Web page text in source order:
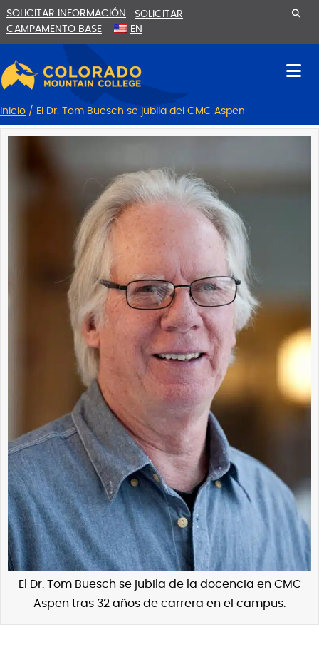
al
contenido
la
SOLICITAR INFORMACIÓN
SOLICITAR
CAMPAMENTO BASE
EN
Inicio / El Dr. Tom Buesch se jubila del CMC Aspen
El Dr. Tom Buesch se jubila de la docencia en CMC
Aspen tras 32 años de carrera en el campus.